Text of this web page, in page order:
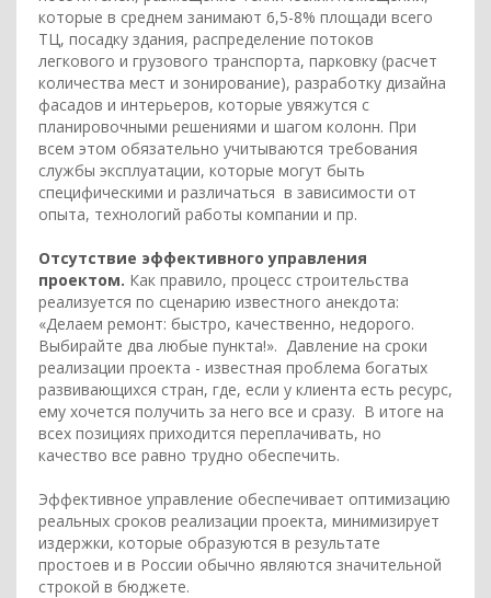
которые в среднем занимают 6,5-8% площади всего
ТЦ, посадку здания, распределение потоков
легкового и грузового транспорта, парковку (расчет
количества мест и зонирование), разработку дизайна
фасадов и интерьеров, которые увяжутся с
планировочными решениями и шагом колонн. При
всем этом обязательно учитываются требования
службы эксплуатации, которые могут быть
специфическими и различаться в зависимости от
опыта, технологий работы компании и пр.
Отсутствие эффективного управления
проектом. Как правило, процесс строительства
реализуется по сценарию известного анекдота:
«Делаем ремонт: быстро, качественно, недорого.
Выбирайте два любые пункта!». Давление на сроки
реализации проекта - известная проблема богатых
развивающихся стран, где, если у клиента есть ресурс,
ему хочется получить за него все и сразу. В итоге на
всех позициях приходится переплачивать, но
качество все равно трудно обеспечить.
Эффективное управление обеспечивает оптимизацию
реальных сроков реализации проекта, минимизирует
издержки, которые образуются в результате
простоев и в России обычно являются значительной
строкой в бюджете.